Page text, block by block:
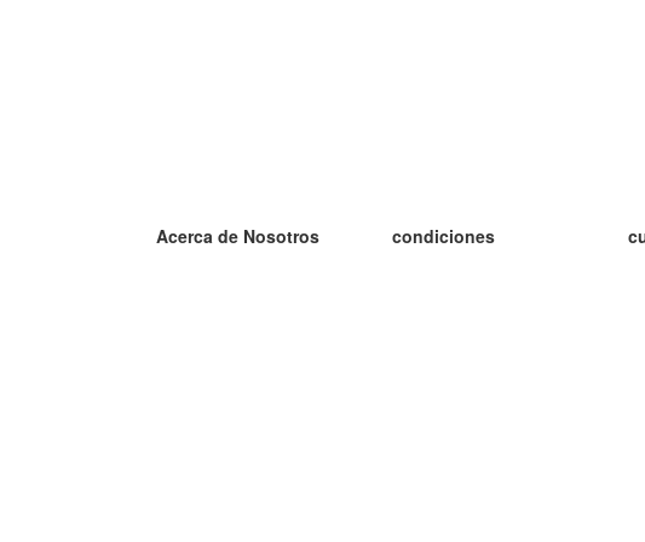
Acerca de Nosotros
condiciones